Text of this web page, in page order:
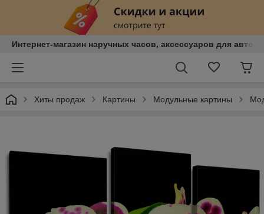
Интернет-магазин наручных часов, аксессуаров для авто,
Хиты продаж Картины Модульные картины